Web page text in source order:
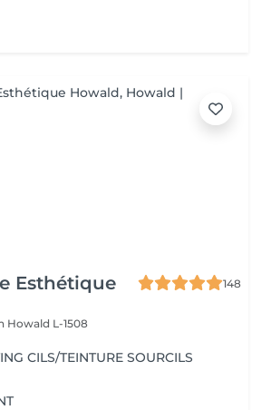
Esthétique
148
Howald L-1508
CILS/TEINTURE SOURCILS